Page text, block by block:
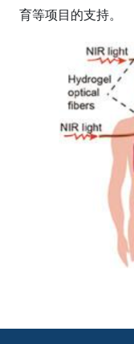
育等项目的支持。